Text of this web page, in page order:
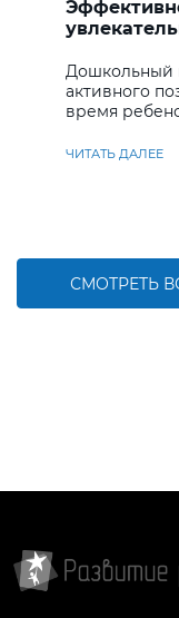
Дошкольный
активного
время
ЧИТАТЬ ДАЛЕЕ
СМОТРЕТЬ